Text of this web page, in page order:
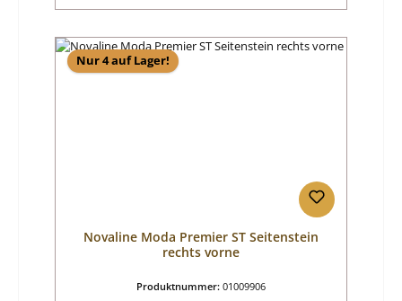
Nur 4 auf Lager!
Novaline Moda Premier ST Seitenstein
rechts vorne
Produktnummer: 01009906